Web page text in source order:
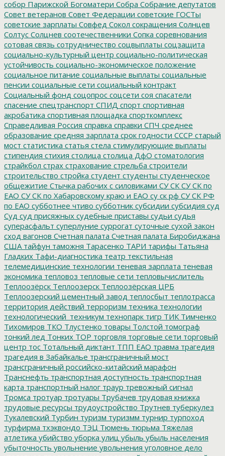
собор Парижской Богоматери Собра Собрание депутатов
Совет ветеранов Совет Федерации советские ГОСТы
советские зарплаты Совфед Сокол сокращения Солнцев
Солтус Солцнев соотечественники Сопка соревнования
сотовая связь сотрудничество соцвыплаты соцзащита
социально-культурный центр социально-политическая
устойчивость социально-экономическое положение
социальное питание социальные выплаты социальные
пенсии социальные сети социальный контракт
Социальный фонд соцопрос соцсети соя спасатели
спасение спецтранспорт СПИД спорт спортивная
акробатика спортивная площадка спорткомплекс
Справедливая Россия справка справки СПЧ среднее
образование средняя зарплата срок годности СССР старый
мост статистика статья стела стимулирующие выплаты
стипендия стихия столица столица ДфО стоматология
страйкбол страх страхование стрельба строители
строительство стройка студент студенты студенческое
общежитие Стычка рабочих с силовиками СУ СК СУ СК по
ЕАО СУ СК по Хабаровскому краю и ЕАО су ск рф СУ СК РФ
по ЕАО субботнее чтиво субботник субсидии субсидия суд
Суд суд присяжных судебные приставы судьи судья
суперасфальт суперлуние суррогат суточные сухой закон
сход вагонов Счетная палата Счетная палата Биробиджана
США тайфун таможня Тарасенко ТАРИ тарифы Татьяна
Гладких Тафи-диагностика театр текстильная
телемедицинские технологии теневая зарплата теневая
экономика тепловоз тепловые сети тепловычислитель
Теплоозёрск Теплоозерск Теплоозёрская ЦРБ
Теплоозерский цементный завод теплосбыт теплотрасса
территория действий терроризм техника технологии
технологический_техникум технопарк тигр ТИК Тимченко
Тихомиров ТКО Тлустенко товары Толстой томограф
тонкий лед Тонких ТОР торговля торговые сети торговый
центр тос Тотальный диктант ТПП ЕАО травма трагедия
трагедия в Забайкалье трансграничный мост
трансграничный российско-китайский марафон
Транснефть транспортная доступность транспортная
карта транспортный налог траур тревожный сигнал
Тромса тротуар тротуары Трубачев трудовая книжка
трудовые ресурсы трудоустройство Трутнев туберкулез
Тукалевский Турбин туризм туризмм турнир турпоход
турфирма тхэквондо ТЭЦ Тюмень тюрьма Тяжелая
атлетика убийство уборка улиц убыль убыль населения
убыточность увольнение увольнения уголовное дело